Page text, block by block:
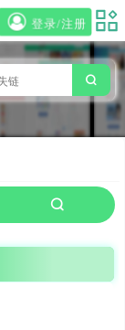
登录/注册